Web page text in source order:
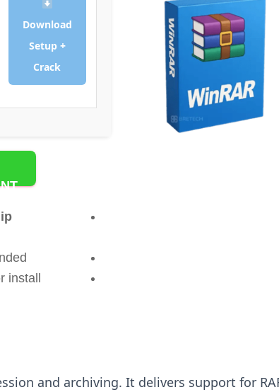
Download
Setup +
Crack
install
and archiving. It delivers support for